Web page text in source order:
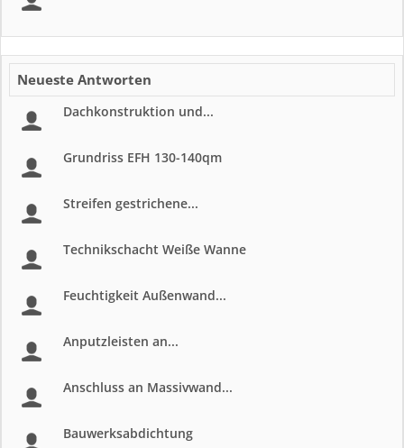
Neueste Antworten
Dachkonstruktion und...
Grundriss EFH 130-140qm
Streifen gestrichene...
Technikschacht Weiße Wanne
Feuchtigkeit Außenwand...
Anputzleisten an...
Anschluss an Massivwand...
Bauwerksabdichtung